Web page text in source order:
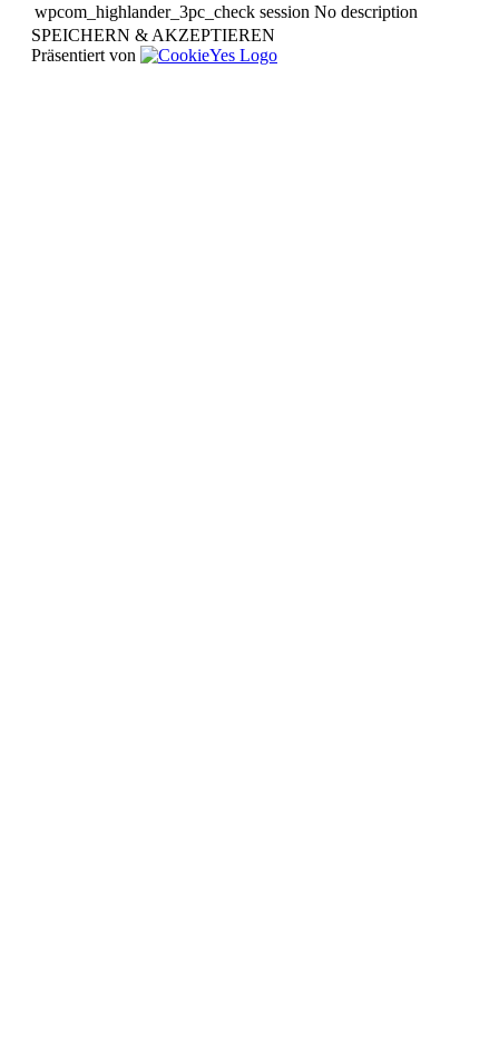
wpcom_highlander_3pc_check session No description
SPEICHERN & AKZEPTIEREN
Präsentiert von